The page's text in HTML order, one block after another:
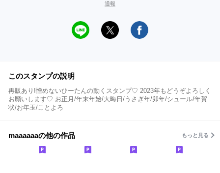
通報
このスタンプの説明
再販あり!憎めないひーたんの動くスタンプ♡ 2023年もどうぞよろしく
お願いします♡ お正月/年末年始/大晦日/うさぎ年/卯年/シュール/年賀
状/お年玉/ことよろ
maaaaaaの他の作品 もっと見る